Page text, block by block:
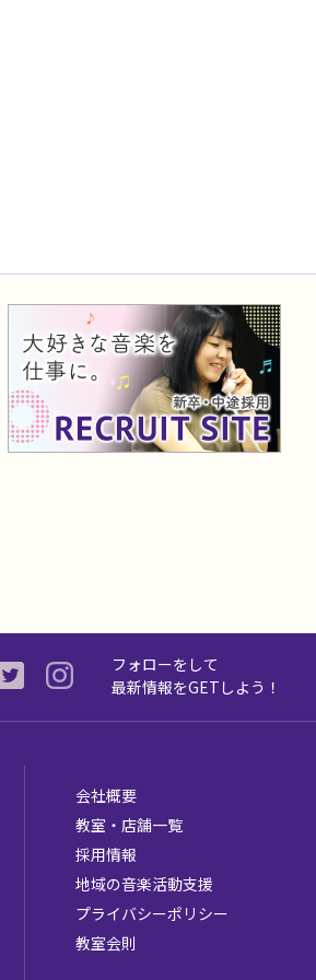
フォローをして
最新情報をGETしよう！
会社概要
教室・店舗一覧
採用情報
地域の音楽活動支援
プライバシーポリシー
教室会則